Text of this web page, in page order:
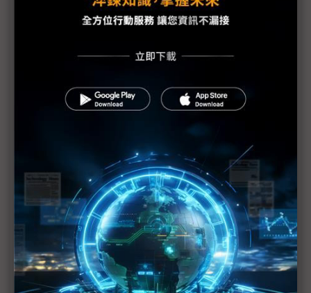
疫助新南向 難脫紅色供應鏈
遠端工作帶動平板電腦需求 ODM 2月底或原料短缺
iPhone產線稼動率僅3~5成 蘋果中國供應鏈復工一
疫情封鎖的宅邸 展現Switch魅力
美持續施壓要英國放棄華為
中國TWS供應鏈受疫 物流運輸成交貨遲延主因
SK海力士2人受檢 利川廠800人自主管理
跟隨小米、MWC腳步 華為開發者大會延期